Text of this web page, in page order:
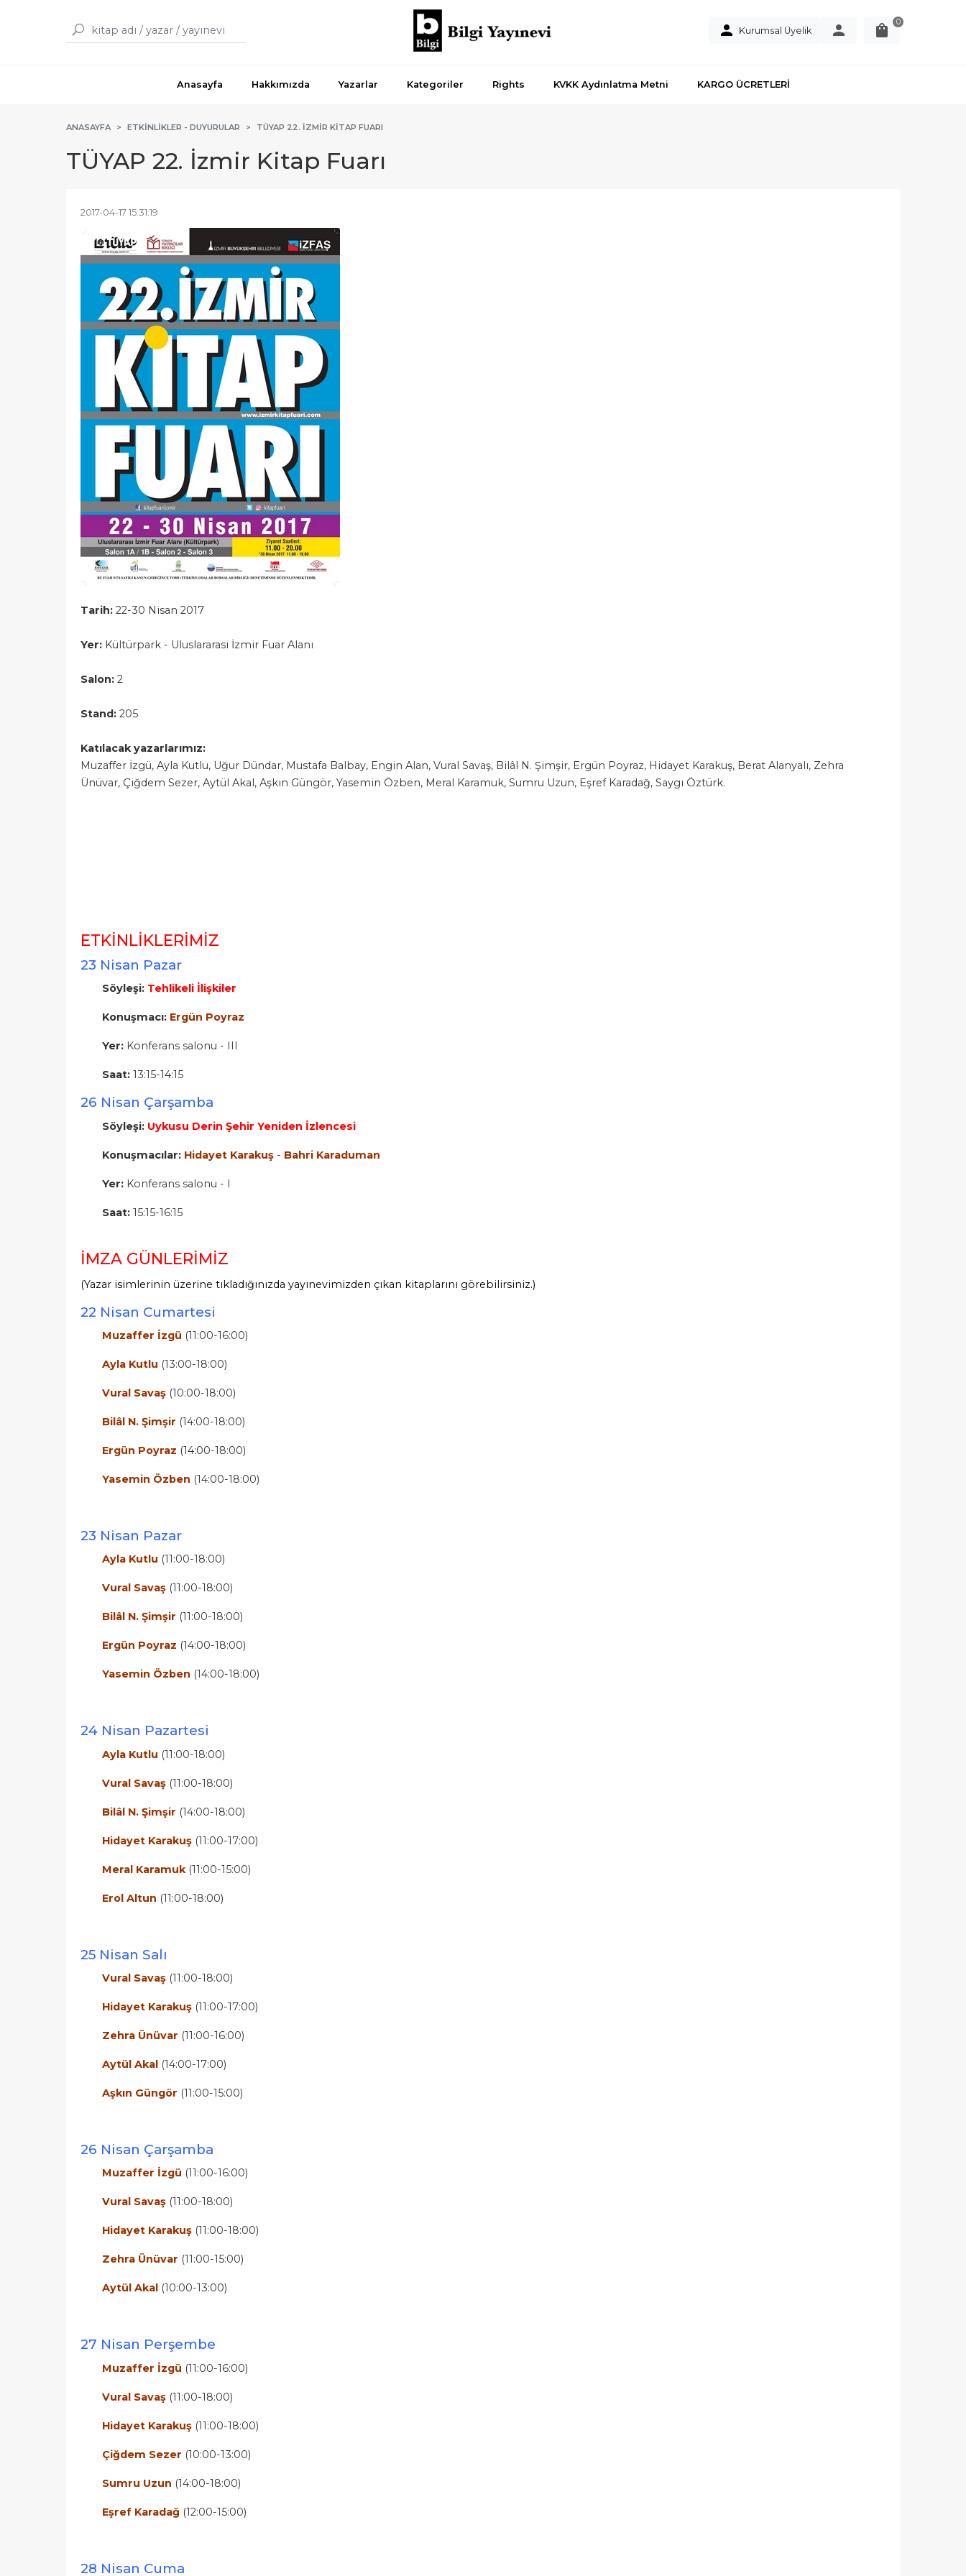
Kurumsal Üyelik
0
Anasayfa Hakkımızda Yazarlar Kategoriler Rights KVKK Aydınlatma Metni KARGO ÜCRETLERİ
ANASAYFA ETKINLIKLER - DUYURULAR TÜYAP 22. İZMIR KITAP FUARI
TÜYAP 22. İzmir Kitap Fuarı
2017-04-17 15:31:19
Tarih: 22-30 Nisan 2017
Yer: Kültürpark - Uluslararası İzmir Fuar Alanı
Salon: 2
Stand: 205
Katılacak yazarlarımız:
Muzaffer İzgü, Ayla Kutlu, Uğur Dündar, Mustafa Balbay, Engin Alan, Vural Savaş, Bilâl N. Şimşir, Ergün Poyraz, Hidayet Karakuş, Berat Alanyalı, Zehra
Ünüvar, Çiğdem Sezer, Aytül Akal, Aşkın Güngör, Yasemin Özben, Meral Karamuk, Sumru Uzun, Eşref Karadağ, Saygı Öztürk.
ETKİNLİKLERİMİZ
23 Nisan Pazar
Söyleşi: Tehlikeli İlişkiler
Konuşmacı: Ergün Poyraz
Yer: Konferans salonu - III
Saat: 13:15-14:15
26 Nisan Çarşamba
Söyleşi: Uykusu Derin Şehir Yeniden İzlencesi
Konuşmacılar: Hidayet Karakuş - Bahri Karaduman
Yer: Konferans salonu - I
Saat: 15:15-16:15
İMZA GÜNLERİMİZ
(Yazar isimlerinin üzerine tıkladığınızda yayınevimizden çıkan kitaplarını görebilirsiniz.)
22 Nisan Cumartesi
Muzaffer İzgü (11:00-16:00)
Ayla Kutlu (13:00-18:00)
Vural Savaş (10:00-18:00)
Bilâl N. Şimşir (14:00-18:00)
Ergün Poyraz (14:00-18:00)
Yasemin Özben (14:00-18:00)
23 Nisan Pazar
Ayla Kutlu (11:00-18:00)
Vural Savaş (11:00-18:00)
Bilâl N. Şimşir (11:00-18:00)
Ergün Poyraz (14:00-18:00)
Yasemin Özben (14:00-18:00)
24 Nisan Pazartesi
Ayla Kutlu (11:00-18:00)
Vural Savaş (11:00-18:00)
Bilâl N. Şimşir (14:00-18:00)
Hidayet Karakuş (11:00-17:00)
Meral Karamuk(11:00-15:00)
Erol Altun (11:00-18:00)
25 Nisan Salı
Vural Savaş (11:00-18:00)
Hidayet Karakuş (11:00-17:00)
Zehra Ünüvar (11:00-16:00)
Aytül Akal (14:00-17:00)
Aşkın Güngör (11:00-15:00)
26 Nisan Çarşamba
Muzaffer İzgü (11:00-16:00)
Vural Savaş (11:00-18:00)
Hidayet Karakuş (11:00-18:00)
Zehra Ünüvar (11:00-15:00)
Aytül Akal (10:00-13:00)
27 Nisan Perşembe
Muzaffer İzgü (11:00-16:00)
Vural Savaş (11:00-18:00)
Hidayet Karakuş (11:00-18:00)
Çiğdem Sezer (10:00-13:00)
Sumru Uzun (14:00-18:00)
Eşref Karadağ (12:00-15:00)
28 Nisan Cuma